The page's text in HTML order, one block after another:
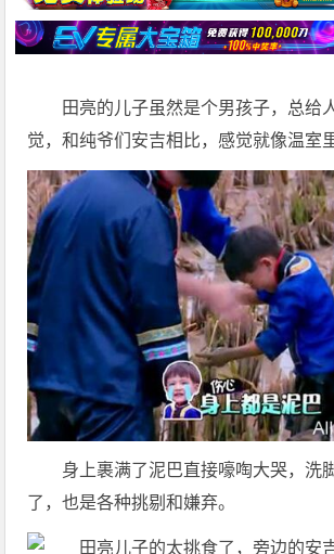
田亮的儿子虽然是个男孩子，总给
觉，和纯爷们安吉相比，感觉就像温室
身上裹满了泥巴直接嚎啕大哭，洗
了，也是各种挑剔和嫌弃。